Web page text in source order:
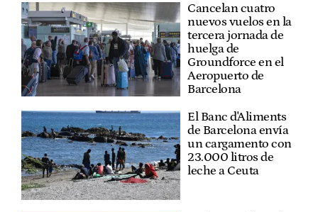
Cancelan cuatro
nuevos vuelos en la
tercera jornada de
huelga de
Groundforce en el
Aeropuerto de
Barcelona
El Banc d'Aliments
de Barcelona envía
un cargamento con
23.000 litros de
leche a Ceuta